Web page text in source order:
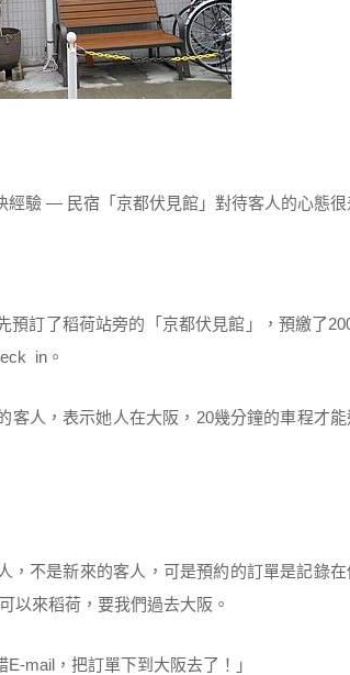
驗 — 民宿「京都伏見館」對待客人的心態很
訂了稻荷站旁的「京都伏見館」，預繳了
in。
人，表示她人在大阪，20幾分鐘的車程才
不是新來的客人，可是預約的訂單是記錄在
以來稻荷，要我們過去大阪。
mail，把訂單下到大阪去了！」